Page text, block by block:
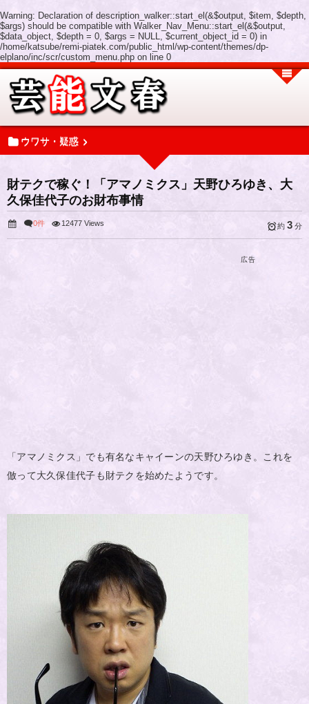
Warning: Declaration of description_walker::start_el(&$output, $item, $depth,
$args) should be compatible with Walker_Nav_Menu::start_el(&$output,
$data_object, $depth = 0, $args = NULL, $current_object_id = 0) in
/home/katsube/remi-piatek.com/public_html/wp-content/themes/dp-
elplano/inc/scr/custom_menu.php on line 0
ウワサ・疑惑
財テクで稼ぐ！「アマノミクス」天野ひろゆき、大
久保佳代子のお財布事情
0件 12477 Views 約 3 分
広告
「アマノミクス」でも有名なキャイーンの天野ひろゆき。これを
倣って大久保佳代子も財テクを始めたようです。